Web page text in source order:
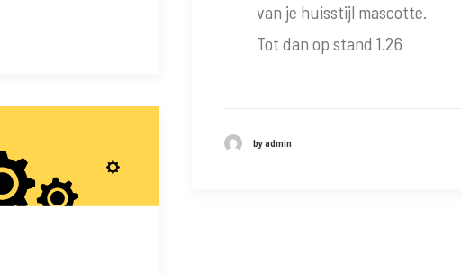
van je huisstijl mascotte.
Tot dan op stand 1.26
by admin